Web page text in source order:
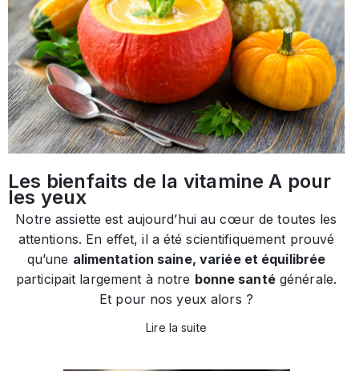
Les bienfaits de la vitamine A pour
les yeux
Notre assiette est aujourd’hui au cœur de toutes les
attentions. En effet, il a été scientifiquement prouvé
qu’une alimentation saine, variée et équilibrée
participait largement à notre bonne santégénérale.
Et pour nos yeux alors ?
Lire la suite